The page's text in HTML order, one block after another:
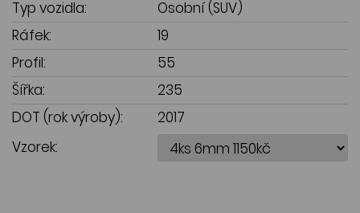
Typ vozidla:
Osobní (SUV)
Ráfek:
19
Profil:
55
Šířka:
235
DOT (rok výroby):
2017
Vzorek: